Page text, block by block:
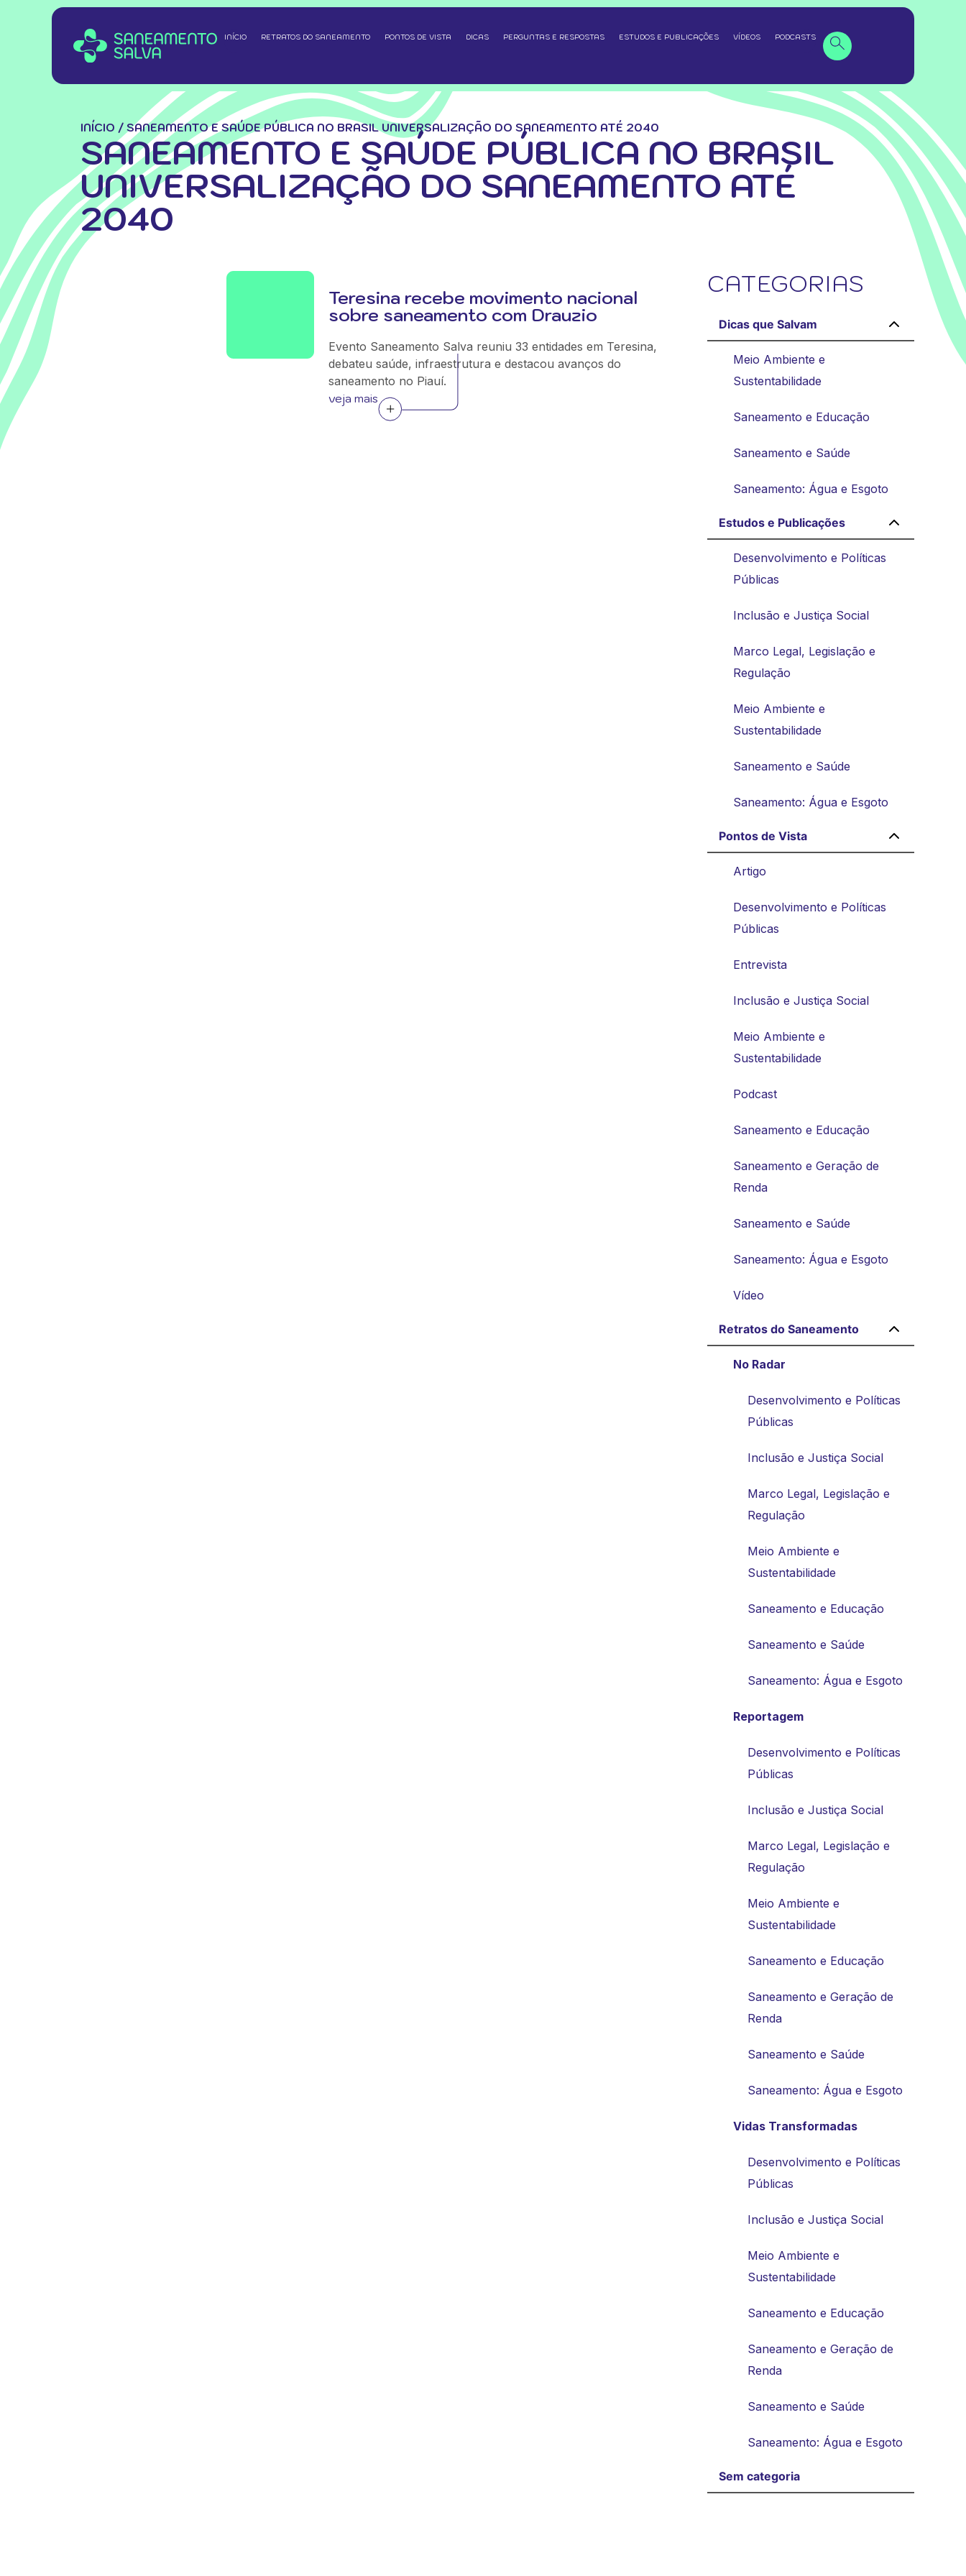
INÍCIO RETRATOS DO SANEAMENTO PONTOS DE VISTA DICAS PERGUNTAS E RESPOSTAS ESTUDOS E PUBLICAÇÕES VÍDEOS PODCASTS
INÍCIO / SANEAMENTO E SAÚDE PÚBLICA NO BRASIL UNIVERSALIZAÇÃO DO SANEAMENTO ATÉ 2040
SANEAMENTO E SAÚDE PÚBLICA NO BRASIL
UNIVERSALIZAÇÃO DO SANEAMENTO ATÉ
2040
Teresina recebe movimento nacional
sobre saneamento com Drauzio
Evento Saneamento Salva reuniu 33 entidades em Teresina,
debateu saúde, infraestrutura e destacou avanços do
saneamento no Piauí.
veja mais
CATEGORIAS
Dicas que Salvam
Meio Ambiente e
Sustentabilidade
Saneamento e Educação
Saneamento e Saúde
Saneamento: Água e Esgoto
Estudos e Publicações
Desenvolvimento e Políticas
Públicas
Inclusão e Justiça Social
Marco Legal, Legislação e
Regulação
Meio Ambiente e
Sustentabilidade
Saneamento e Saúde
Saneamento: Água e Esgoto
Pontos de Vista
Artigo
Desenvolvimento e Políticas
Públicas
Entrevista
Inclusão e Justiça Social
Meio Ambiente e
Sustentabilidade
Podcast
Saneamento e Educação
Saneamento e Geração de
Renda
Saneamento e Saúde
Saneamento: Água e Esgoto
Vídeo
Retratos do Saneamento
No Radar
Desenvolvimento e Políticas
Públicas
Inclusão e Justiça Social
Marco Legal, Legislação e
Regulação
Meio Ambiente e
Sustentabilidade
Saneamento e Educação
Saneamento e Saúde
Saneamento: Água e Esgoto
Reportagem
Desenvolvimento e Políticas
Públicas
Inclusão e Justiça Social
Marco Legal, Legislação e
Regulação
Meio Ambiente e
Sustentabilidade
Saneamento e Educação
Saneamento e Geração de
Renda
Saneamento e Saúde
Saneamento: Água e Esgoto
Vidas Transformadas
Desenvolvimento e Políticas
Públicas
Inclusão e Justiça Social
Meio Ambiente e
Sustentabilidade
Saneamento e Educação
Saneamento e Geração de
Renda
Saneamento e Saúde
Saneamento: Água e Esgoto
Sem categoria